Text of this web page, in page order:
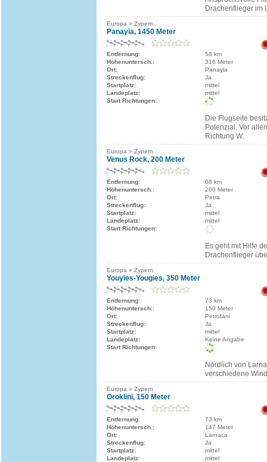
Drachenflieger im
Europa » Zypern
Panayia, 1450 Meter
Entfernung:
58 km
Höhenuntersch.:
316 Meter
Ort:
Panayia
Streckenflug:
Ja
Startplatz:
mittel
Landeplatz:
mittel
Start Richtungen:
Die Flugseite
Potenzial. Vor
Richtung W.
Europa » Zypern
Venus Rock, 200 Meter
Entfernung:
68 km
Höhenuntersch.:
200 Meter
Ort:
Petra
Streckenflug:
Ja
Startplatz:
mittel
Landeplatz:
mittel
Start Richtungen:
Es geht mit Hilfe
Drachenflieger
Europa » Zypern
Youyies-Yougies, 350 Meter
Entfernung:
73 km
Höhenuntersch.:
150 Meter
Ort:
Petrofani
Streckenflug:
Ja
Startplatz:
mittel
Landeplatz:
Keine Angabe
Start Richtungen:
Nördlich von
verschiedene
Europa » Zypern
Oroklini, 150 Meter
Entfernung:
73 km
Höhenuntersch.:
147 Meter
Ort:
Larnaca
Streckenflug:
Ja
Startplatz:
mittel
Landeplatz:
mittel